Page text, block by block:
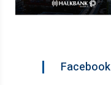
Facebook